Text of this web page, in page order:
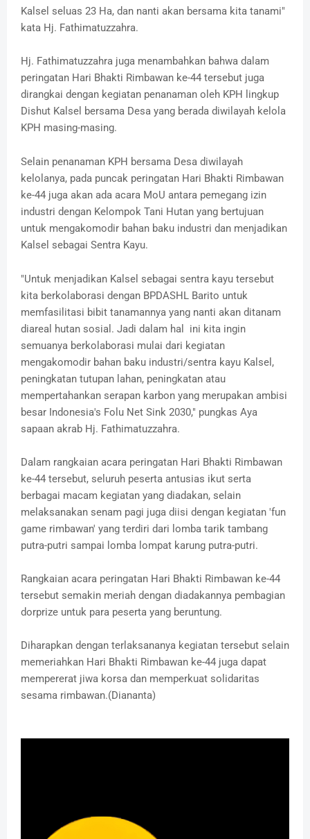
Kalsel seluas 23 Ha, dan nanti akan bersama kita tanami"
kata Hj. Fathimatuzzahra.
Hj. Fathimatuzzahra juga menambahkan bahwa dalam
peringatan Hari Bhakti Rimbawan ke-44 tersebut juga
dirangkai dengan kegiatan penanaman oleh KPH lingkup
Dishut Kalsel bersama Desa yang berada diwilayah kelola
KPH masing-masing.
Selain penanaman KPH bersama Desa diwilayah
kelolanya, pada puncak peringatan Hari Bhakti Rimbawan
ke-44 juga akan ada acara MoU antara pemegang izin
industri dengan Kelompok Tani Hutan yang bertujuan
untuk mengakomodir bahan baku industri dan menjadikan
Kalsel sebagai Sentra Kayu.
"Untuk menjadikan Kalsel sebagai sentra kayu tersebut
kita berkolaborasi dengan BPDASHL Barito untuk
memfasilitasi bibit tanamannya yang nanti akan ditanam
diareal hutan sosial. Jadi dalam hal ini kita ingin
semuanya berkolaborasi mulai dari kegiatan
mengakomodir bahan baku industri/sentra kayu Kalsel,
peningkatan tutupan lahan, peningkatan atau
mempertahankan serapan karbon yang merupakan ambisi
besar Indonesia's Folu Net Sink 2030," pungkas Aya
sapaan akrab Hj. Fathimatuzzahra.
Dalam rangkaian acara peringatan Hari Bhakti Rimbawan
ke-44 tersebut, seluruh peserta antusias ikut serta
berbagai macam kegiatan yang diadakan, selain
melaksanakan senam pagi juga diisi dengan kegiatan 'fun
game rimbawan' yang terdiri dari lomba tarik tambang
putra-putri sampai lomba lompat karung putra-putri.
Rangkaian acara peringatan Hari Bhakti Rimbawan ke-44
tersebut semakin meriah dengan diadakannya pembagian
dorprize untuk para peserta yang beruntung.
Diharapkan dengan terlaksananya kegiatan tersebut selain
memeriahkan Hari Bhakti Rimbawan ke-44 juga dapat
mempererat jiwa korsa dan memperkuat solidaritas
sesama rimbawan.(Diananta)